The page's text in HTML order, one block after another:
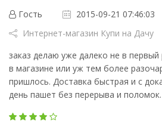
Гость 2015-09-21 07:46:03
Интернет-магазин Купи на Дачу
заказ делаю уже далеко не в первый
в магазине или уж тем более
пришлось. Доставка быстрая и с
день пашет без перерыва и поломок.